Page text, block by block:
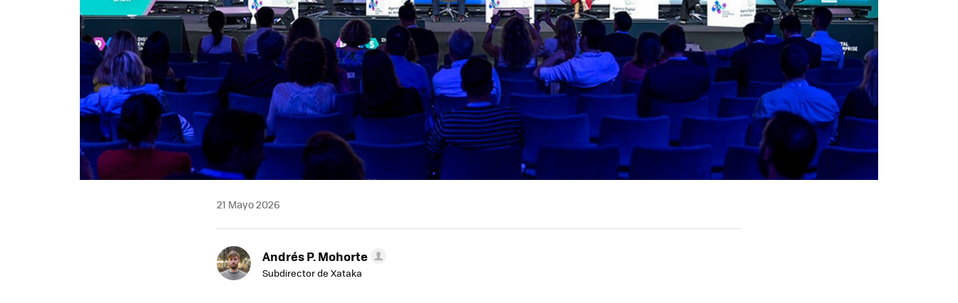
21 Mayo 2026
Andrés P. Mohorte
Subdirector de Xataka